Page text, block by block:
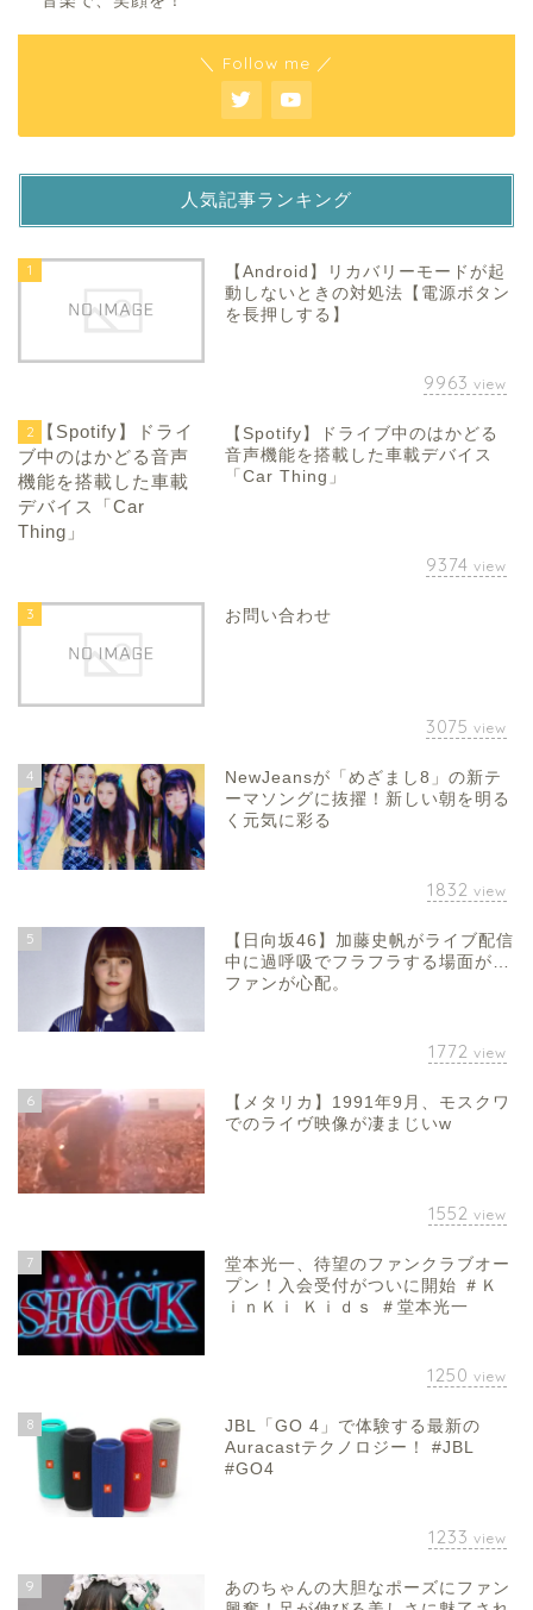
＼ Follow me ／
人気記事ランキング
1
【Android】リカバリーモードが起
動しないときの対処法【電源ボタン
を長押しする】
9963 view
2
【Spotify】ドライブ中のはかどる
音声機能を搭載した車載デバイス
「Car Thing」
9374 view
3 お問い合わせ
3075 view
4
NewJeansが「めざまし8」の新テ
ーマソングに抜擢！新しい朝を明る
く元気に彩る
1832 view
5
【日向坂46】加藤史帆がライブ配信
中に過呼吸でフラフラする場面が…
ファンが心配。
1772 view
6
【メタリカ】1991年9月、モスクワ
でのライヴ映像が凄まじいw
1552 view
7
堂本光一、待望のファンクラブオー
プン！入会受付がついに開始 ＃Ｋ
ｉｎＫｉ Ｋｉｄｓ ＃堂本光一
1250 view
8
JBL「GO 4」で体験する最新の
Auracastテクノロジー！ #JBL
#GO4
1233 view
9
あのちゃんの大胆なポーズにファン